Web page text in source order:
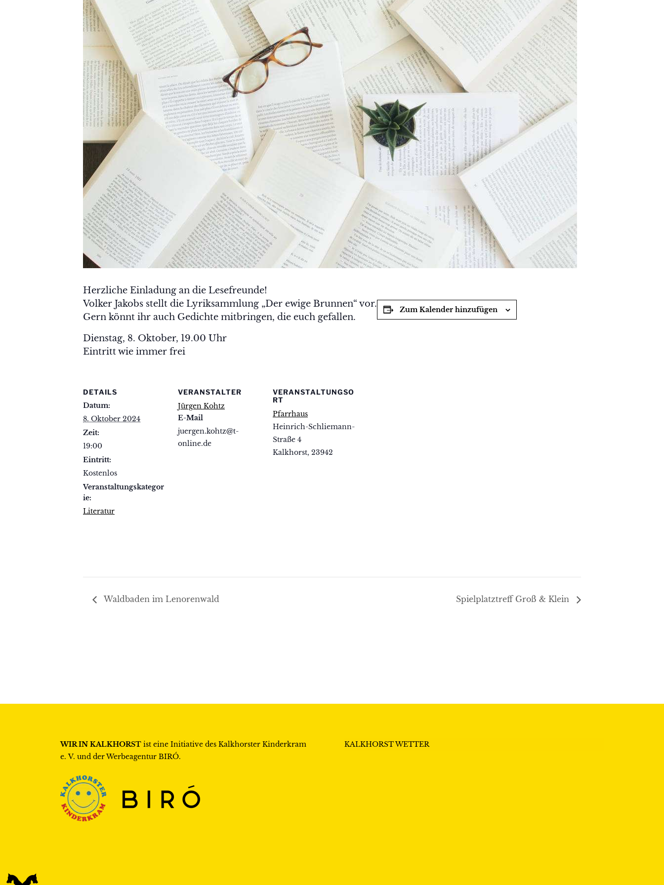
Herzliche Einladung an die Lesefreunde!
Volker Jakobs stellt die Lyriksammlung „Der ewige Brunnen“ vor.
Gern könnt ihr auch Gedichte mitbringen, die euch gefallen.
Dienstag, 8. Oktober, 19.00 Uhr
Eintritt wie immer frei
Zum Kalender hinzufügen
DETAILS
Datum:
8. Oktober 2024
Zeit:
19:00
Eintritt:
Kostenlos
Veranstaltungskategor
ie:
Literatur
VERANSTALTER
Jürgen Kohtz
E-Mail
juergen.kohtz@t-
online.de
VERANSTALTUNGSO
RT
Pfarrhaus
Heinrich-Schliemann-
Straße 4
Kalkhorst, 23942
Waldbaden im Lenorenwald Spielplatztreff Groß & Klein
WIR IN KALKHORST ist eine Initiative des Kalkhorster Kinderkram
e. V. und der Werbeagentur BIRÓ.
KALKHORST WETTER